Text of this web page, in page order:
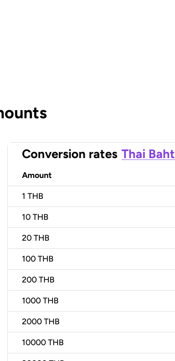
Conversion rates Thai Baht
Amount
1 THB
10 THB
20 THB
100 THB
200 THB
1000 THB
2000 THB
10000 THB